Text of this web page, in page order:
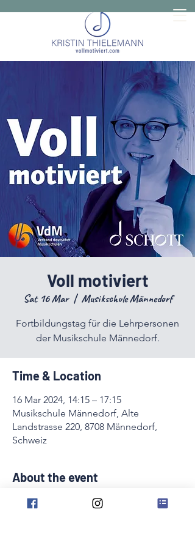
Voll motiviert
Sat 16 Mar
  |
Musikschule Männedorf
Fortbildungstag für die Lehrpersonen
der Musikschule Männedorf.
Time & Location
16 Mar 2024, 14:15 – 17:15
Musikschule Männedorf, Alte
Landstrasse 220, 8708 Männedorf,
Schweiz
About the event
Fortbildungstag für die Lehrpersonen der